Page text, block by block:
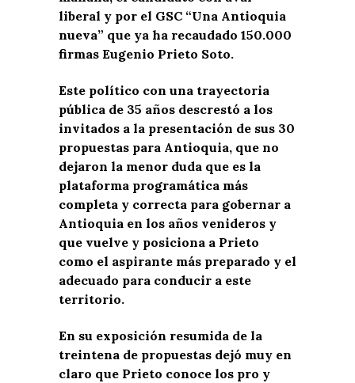
liberal y por el GSC “Una Antioquia
nueva” que ya ha recaudado 150.000
firmas Eugenio Prieto Soto.
Este político con una trayectoria
pública de 35 años descrestó a los
invitados a la presentación de sus 30
propuestas para Antioquia, que no
dejaron la menor duda que es la
plataforma programática más
completa y correcta para gobernar a
Antioquia en los años venideros y
que vuelve y posiciona a Prieto
como el aspirante más preparado y el
adecuado para conducir a este
territorio.
En su exposición resumida de la
treintena de propuestas dejó muy en
claro que Prieto conoce los pro y